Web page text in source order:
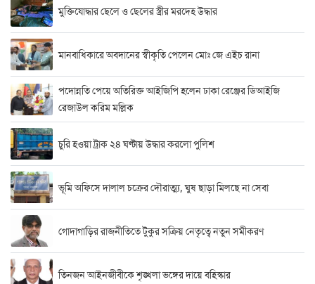
মুক্তিযোদ্ধার ছেলে ও ছেলের স্ত্রীর মরদেহ উদ্ধার
মানবাধিকারে অবদানের স্বীকৃতি পেলেন মোঃ জে এইচ রানা
পদোন্নতি পেয়ে অতিরিক্ত আইজিপি হলেন ঢাকা রেঞ্জের ডিআইজি
রেজাউল করিম মল্লিক
চুরি হওয়া ট্রাক ২৪ ঘণ্টায় উদ্ধার করলো পুলিশ
ভূমি অফিসে দালাল চক্রের দৌরাত্ম্য, ঘুষ ছাড়া মিলছে না সেবা
গোদাগাড়ির রাজনীতিতে টুকুর সক্রিয় নেতৃত্বে নতুন সমীকরণ
তিনজন আইনজীবীকে শৃঙ্খলা ভঙ্গের দায়ে বহিস্কার